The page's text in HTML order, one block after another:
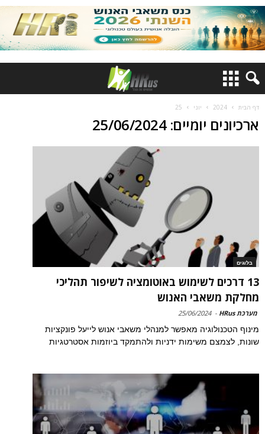
דף הבית 2024 יוני 25
ארכיונים יומיים: 25/06/2024
בלוגים
13 דרכים לשימוש באוטומציה לשיפור תהליכי
מחלקת משאבי האנוש
מערכת HRus -
25/06/2024
מינוף הטכנולוגיה מאפשר למנהלי משאבי אנוש לייעל פונקציות
שונות, לצמצם משימות ידניות ולהתמקד ביוזמות אסטרטגיות